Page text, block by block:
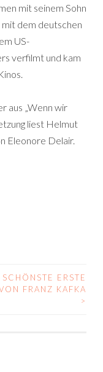
mit seinem Sohn
mit dem deutschen
US-
verfilmt und kam
aus „Wenn wir
liest Helmut
Eleonore Delair.
SCHÖNSTE ERSTE
FRANZ KAFKA
>